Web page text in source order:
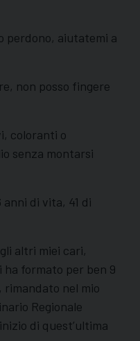
perdono, aiutatemi a
non posso fingere
coloranti o
senza montarsi
di vita, 41 di
altri miei cari,
ha formato per ben 9
rimandato nel mio
Regionale
di quest’ultima